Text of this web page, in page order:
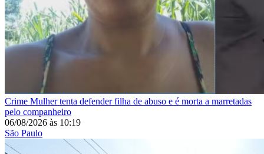
Crime Mulher tenta defender filha de abuso e é morta a marretadas
pelo companheiro
06/08/2026 às 10:19
São Paulo